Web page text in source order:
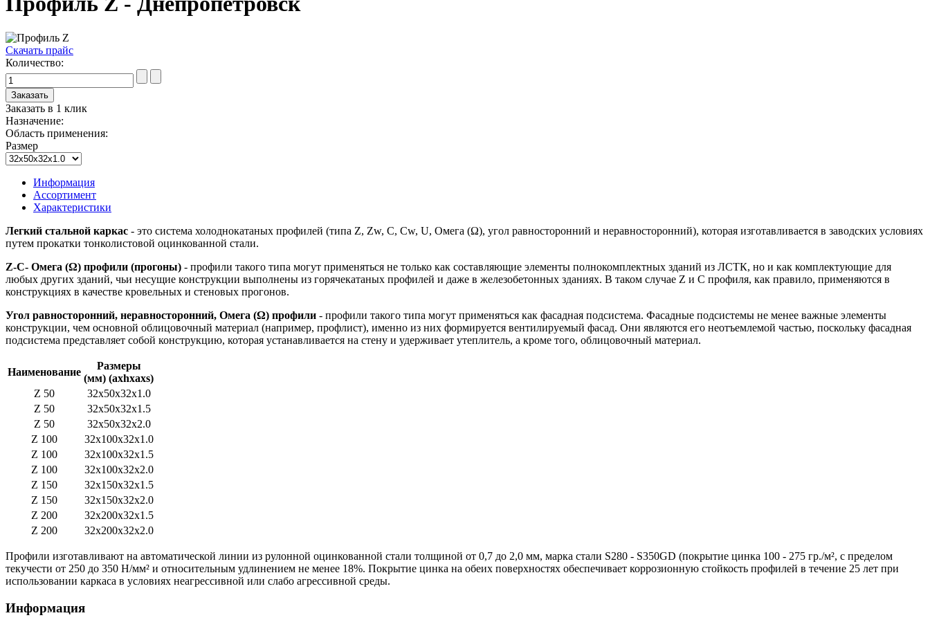
Скачать прайс
Количество:
Заказать в 1 клик
Назначение:
Область применения:
Размер
Информация
Ассортимент
Характеристики
Легкий стальной каркас - это система холоднокатаных профилей (типа Z, Zw, C, Cw, U, Омега (Ω), угол равносторонний и неравносторонний), которая изготавливается в заводских условиях
путем прокатки тонколистовой оцинкованной стали.
Z-C- Омега (Ω) профили (прогоны) - профили такого типа могут применяться не только как составляющие элементы полнокомплектных зданий из ЛСТК, но и как комплектующие для
любых других зданий, чьи несущие конструкции выполнены из горячекатаных профилей и даже в железобетонных зданиях. В таком случае Z и C профиля, как правило, применяются в
конструкциях в качестве кровельных и стеновых прогонов.
Угол равносторонний, неравносторонний, Омега (Ω) профили - профили такого типа могут применяться как фасадная подсистема. Фасадные подсистемы не менее важные элементы
конструкции, чем основной облицовочный материал (например, профлист), именно из них формируется вентилируемый фасад. Они являются его неотъемлемой частью, поскольку фасадная
подсистема представляет собой конструкцию, которая устанавливается на стену и удерживает утеплитель, а кроме того, облицовочный материал.
Наименование
Размеры
(мм) (ахhxaхs)
Z 50
32x50x32x1.0
Z 50
32x50x32x1.5
Z 50
32x50x32x2.0
Z 100
32x100x32x1.0
Z 100
32x100x32x1.5
Z 100
32x100x32x2.0
Z 150
32x150x32x1.5
Z 150
32x150x32x2.0
Z 200
32x200x32x1.5
Z 200
32x200x32x2.0
Профили изготавливают на автоматической линии из рулонной оцинкованной стали толщиной от 0,7 до 2,0 мм, марка стали S280 - S350GD (покрытие цинка 100 - 275 гр./м², с пределом
текучести от 250 до 350 Н/мм² и относительным удлинением не менее 18%. Покрытие цинка на обеих поверхностях обеспечивает коррозионную стойкость профилей в течение 25 лет при
использовании каркаса в условиях неагрессивной или слабо агрессивной среды.
Информация